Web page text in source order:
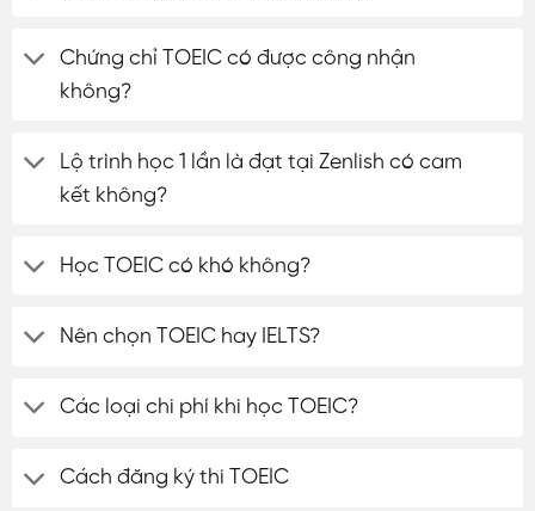
Chứng chỉ TOEIC có được công nhận
không?
Lộ trình học 1 lần là đạt tại Zenlish có cam
kết không?
Học TOEIC có khó không?
Nên chọn TOEIC hay IELTS?
Các loại chi phí khi học TOEIC?
Cách đăng ký thi TOEIC